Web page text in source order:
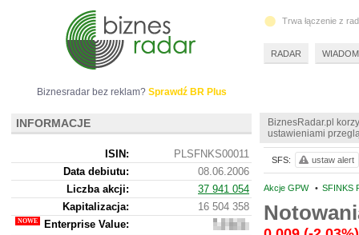
BiznesRadar.pl
ustawieniami
Akcje GPW • SFINKS
SFS: ustaw alert
Biznesradar bez reklam? Sprawdź BR Plus
INFORMACJE
ISIN:
PLSFNKS00011
Data debiutu:
08.06.2006
Liczba akcji:
37 941 054
Kapitalizacja:
16 504 358
Enterprise Value:
Trwa łączenie z
RADAR